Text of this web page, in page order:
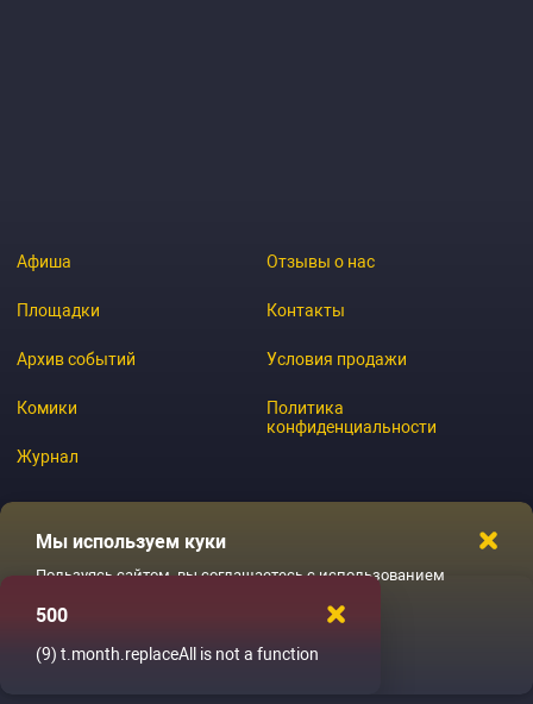
Афиша
Площадки
Архив событий
Комики
Журнал
Отзывы о нас
Контакты
Условия продажи
Политика
конфиденциальности
Мы используем куки
Пользуясь сайтом, вы соглашаетесь с использованием
Ладненько
500
(9) t.month.replaceAll is not a function